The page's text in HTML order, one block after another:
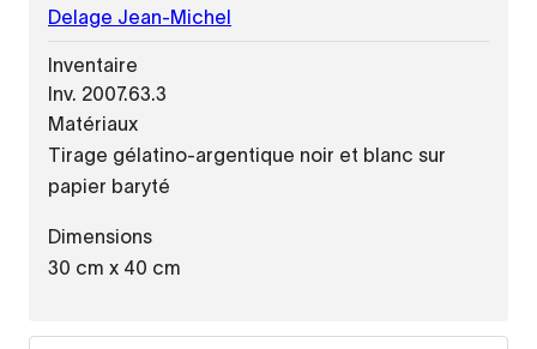
Delage Jean-Michel
Inventaire
Inv. 2007.63.3
Matériaux
Tirage gélatino-argentique noir et blanc sur
papier baryté
Dimensions
30 cm x 40 cm